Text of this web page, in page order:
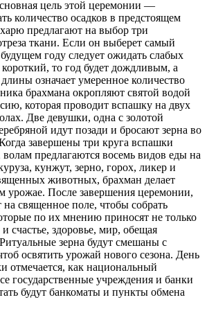
цель этой церемонии —
количество осадков в предстоящем
предлагают на выбор три
ткани. Если он выберет самый
году следует ожидать слабых
то год будет дождливым, а
означает умеренное количество
брахмана окропляют святой водой
которая проводит вспашку на двух
Две девушки, одна с золотой
идут позади и бросают зерна во
завершены три круга вспашки
предлагаются восемь видов еды на
кунжут, зерно, горох, ликер и
животных, брахман делает
урожае. После завершения церемонии,
священное поле, чтобы собрать
по их мнению приносят не только
счастье, здоровье, мир, обещая
зерна будут смешаны с
освятить урожай нового сезона. День
отмечается, как национальный
государственные учреждения и банки
будут банкоматы и пункты обмена